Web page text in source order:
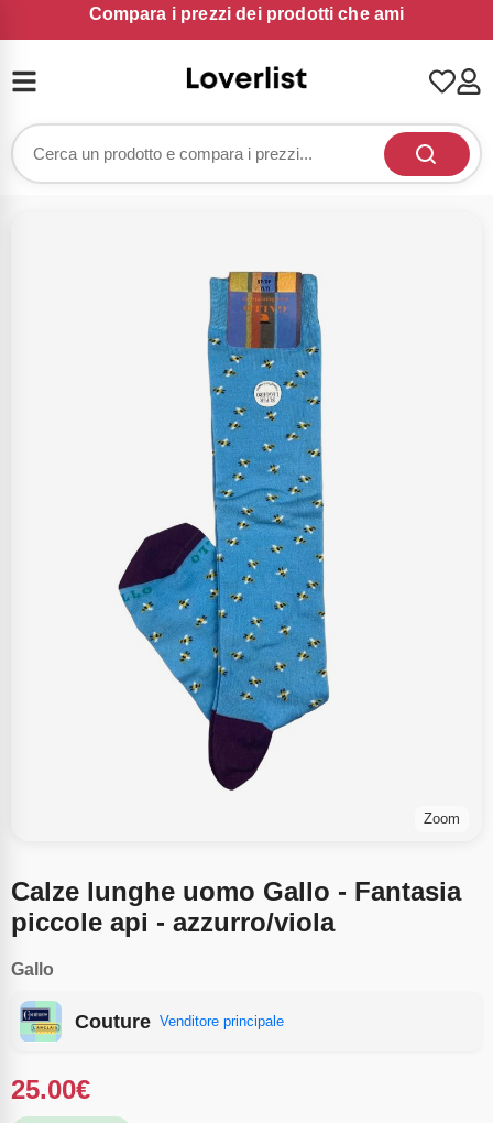
Compara i prezzi dei prodotti che ami
Zoom
Calze lunghe uomo Gallo - Fantasia
piccole api - azzurro/viola
Gallo
Couture Venditore principale
25.00€